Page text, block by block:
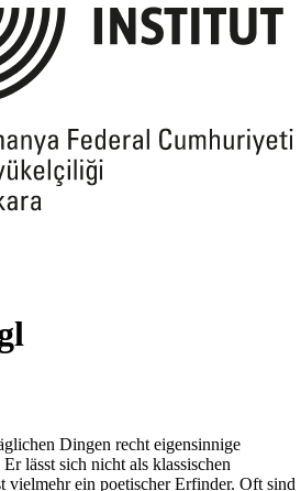
Dingen recht eigensinnige
lässt sich nicht als klassischen
vielmehr ein poetischer Erfinder. Oft sind